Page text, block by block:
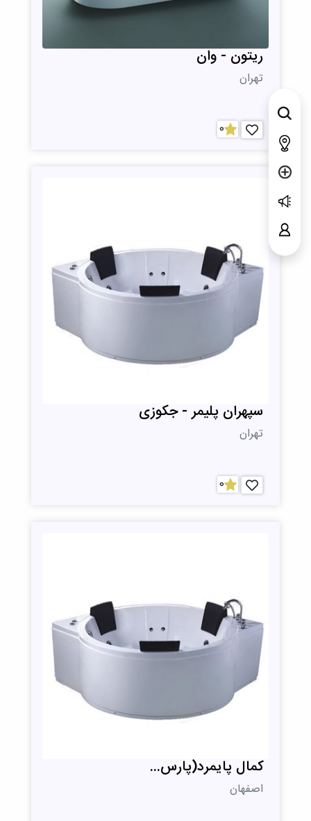
ریتون - وان
تهران
0
سپهران پلیمر - جکوزی
تهران
0
کمال پایمرد(پارس...
اصفهان